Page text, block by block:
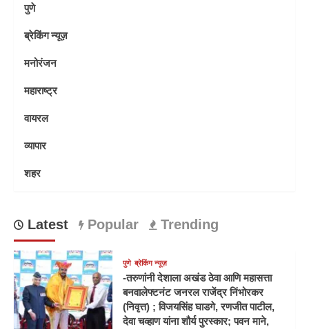
पुणे
ब्रेकिंग न्यूज़
मनोरंजन
महाराष्ट्र
वायरल
व्यापार
शहर
Latest Popular Trending
पुणे ब्रेकिंग न्यूज़
-तरुणांनी देशाला अखंड ठेवा आणि महासत्ता
बनवालेफ्टनंट जनरल राजेंद्र निंभोरकर
(निवृत्त) ; विजयसिंह घाडगे, रणजीत पाटील,
देवा चव्हाण यांना शौर्य पुरस्कार; पवन माने,